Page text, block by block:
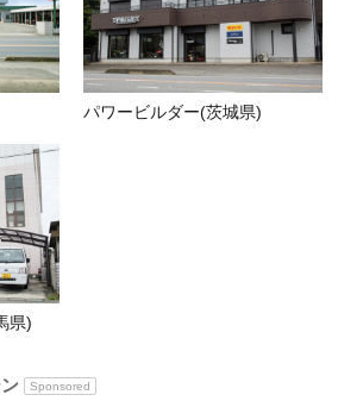
パワービルダー(茨城県)
県)
ン Sponsored